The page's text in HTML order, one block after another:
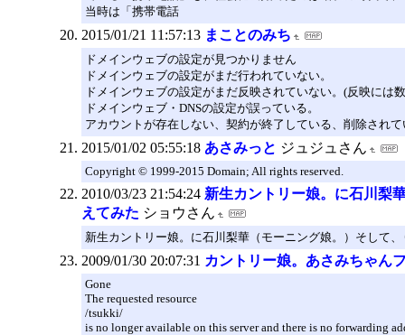
当時は「携帯電話
2015/01/21 11:57:13 まことのみち
ドメインウェブの設定が見つかりません
ドメインウェブの設定がまだ行われていない。
ドメインウェブの設定がまだ反映されていない。(反映には
ドメインウェブ・DNSの設定が誤っている。
アカウントが存在しない、契約が終了している、削除され
2015/01/02 05:55:18 あさみっと ジュジュさん
Copyright © 1999-2015 Domain; All rights reserved.
2010/03/23 21:54:24 新生カントリー娘。に石川梨
えてみた ショウさん
新生カントリー娘。に石川梨華（モーニング娘。）そして
2009/01/30 20:07:31 カントリー娘。あさみちゃん
Gone
The requested resource
/tsukki/
is no longer available on this server and there is no forwarding